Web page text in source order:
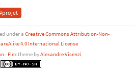
under a Creative Commons Attribution-Non-
4.0 International License
- Flextheme byAlexandre Vicenzi